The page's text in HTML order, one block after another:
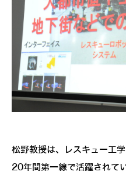
松野教授は、レスキュー工
20年間第一線で活躍されて